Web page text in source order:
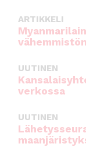
ARTIKKELI
UUTINEN
verkossa
UUTINEN